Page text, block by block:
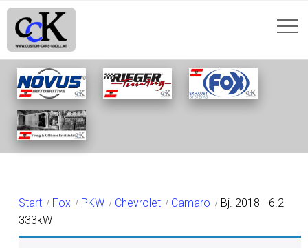
BJ. 2018 - 6.2L 333KW
Start Fox PKW Chevrolet Camaro
Bj. 2018 - 6.2l
333kW